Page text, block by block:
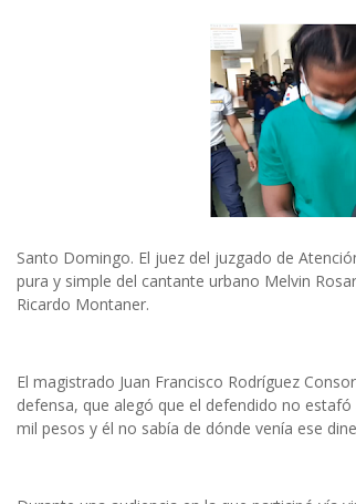
Santo Domingo. El juez del juzgado de
pura y simple del cantante urbano Melvin
Ricardo Montaner.
El magistrado Juan Francisco Rodríguez
defensa, que alegó que el defendido no
mil pesos y él no sabía de dónde venía ese